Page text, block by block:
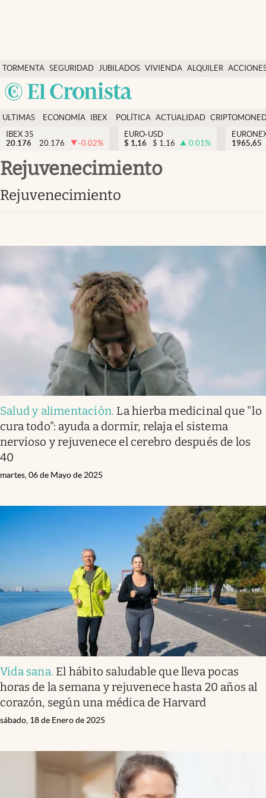
TORMENTA SEGURIDAD
SOCIAL
JUBILADOS VIVIENDA ALQUILER
USA
Economía y finanzas
Política
Actualidad
Criptomonedas
España
ULTIMAS
NOTICIAS
ECONOMÍA
FINANZAS
IBEX
EURO
POLÍTICA ACTUALIDAD
IBEX 35
20.176
20.176 -0.02%
EURO-USD
$ 1,16 $ 1,16 0.01%
1965,65
rejuvenecimiento
rejuvenecimiento
Salud y alimentación. La hierba medicinal que "lo
cura todo": ayuda a dormir, relaja el sistema
nervioso y rejuvenece el cerebro después de los
40
martes, 06 de Mayo de 2025
Vida sana. El hábito saludable que lleva pocas
horas de la semana y rejuvenece hasta 20 años al
corazón, según una médica de Harvard
sábado, 18 de Enero de 2025